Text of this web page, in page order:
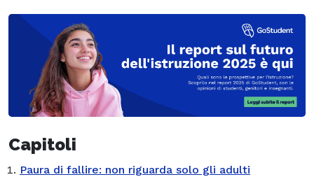
Capitoli
Paura di fallire: non riguarda solo gli adulti